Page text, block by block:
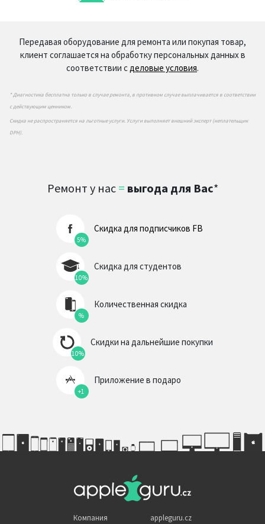
Передавая оборудование для ремонта или покупая товар,
клиент соглашается на обработку персональных данных в
соответствии сделовые условия.
* Диагностика бесплатна только в случае ремонта, в противном случае выплачивается в соответствии
с действующим ценником.
Скидка не распространяется на льготные услуги. Услуги выполняет внешний эксперт (неплательщик
DPH).
Ремонт у нас = выгода для Вас*
5%
Скидка для подписчиков FB
10%
Скидка для студентов
%
Количественная скидка
10%
Скидки на дальнейшие покупки
+1
Приложение в подаро
Компания appleguru.cz